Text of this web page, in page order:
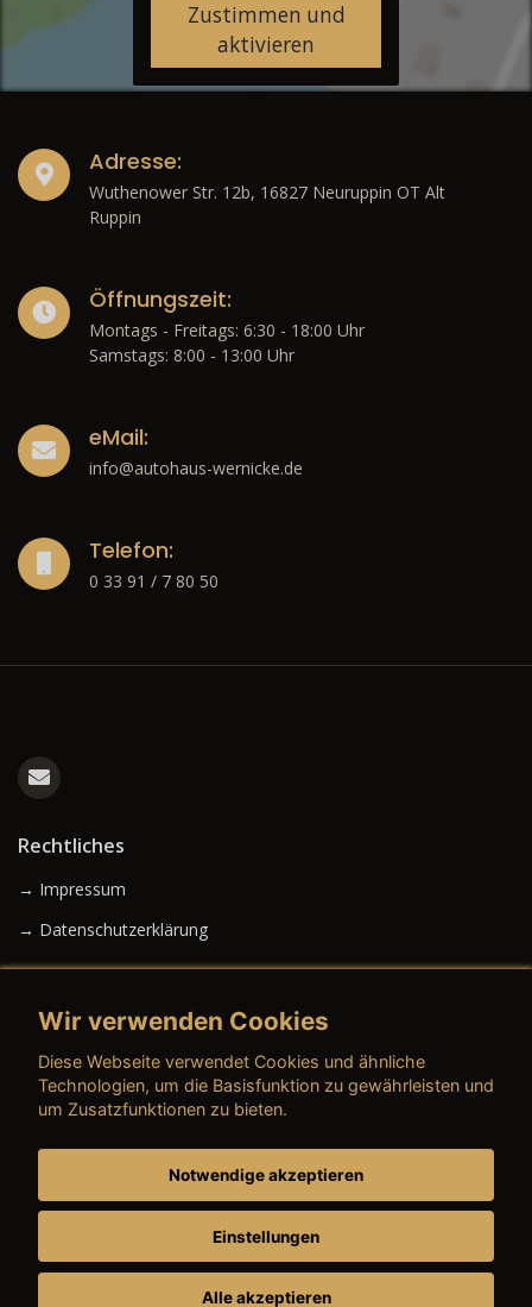
Zustimmen und
aktivieren
Adresse:
Wuthenower Str. 12b, 16827 Neuruppin OT Alt
Ruppin
Öffnungszeit:
Montags - Freitags: 6:30 - 18:00 Uhr
Samstags: 8:00 - 13:00 Uhr
eMail:
info@autohaus-wernicke.de
Telefon:
0 33 91 / 7 80 50
Rechtliches
→ Impressum
→ Datenschutzerklärung
→ AGB (Gebrauchtwagen)
→ AGB (Dienstleistungen)
Wir verwenden Cookies
Diese Webseite verwendet Cookies und ähnliche
Technologien, um die Basisfunktion zu gewährleisten und
um Zusatzfunktionen zu bieten.
Notwendige akzeptieren
Einstellungen
Alle akzeptieren